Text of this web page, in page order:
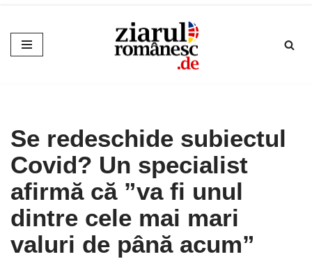
Sari
la
Se redeschide subiectul
Covid? Un specialist
afirmă că ”va fi unul
dintre cele mai mari
valuri de până acum”